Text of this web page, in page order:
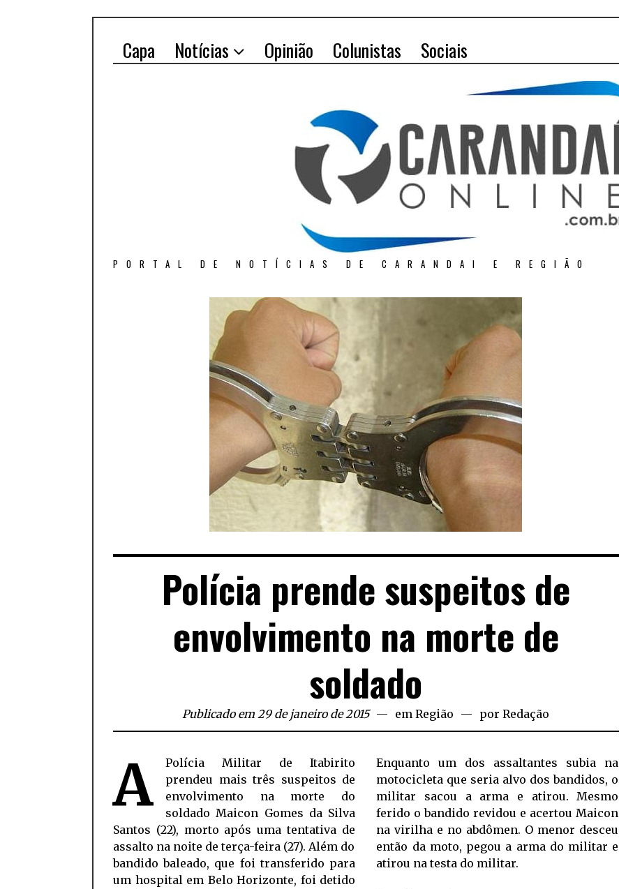
Capa Notícias Opinião Colunistas Sociais
PORTAL DE NOTÍCIAS DE CARANDAI E REGIÃO
Polícia prende suspeitos de
envolvimento na morte de
soldado
Publicado em 29 de janeiro de 2015 emRegião porRedação
A
Polícia Militar de Itabirito
prendeu mais três suspeitos de
envolvimento na morte do
soldado Maicon Gomes da Silva
Santos (22), morto após uma tentativa de
assalto na noite de terça-feira (27). Além do
bandido baleado, que foi transferido para
um hospital em Belo Horizonte, foi detido
Enquanto um dos assaltantes subia na
motocicleta que seria alvo dos bandidos, o
militar sacou a arma e atirou. Mesmo
ferido o bandido revidou e acertou Maicon
na virilha e no abdômen. O menor desceu
então da moto, pegou a arma do militar e
atirou na testa do militar.